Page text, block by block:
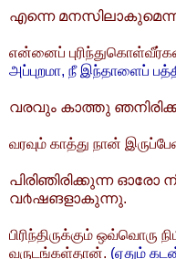
എന്നെ
என்னைப்
அப்புறமா, நீ இந்தாளைப்
വരവും കാത്തു
வரவும் காத்து நான்
പിരിഞിരിക്കുന്ന‌ ഓരോ
വ൪ഷങളാകുന്നു.
பிரிந்திருக்கும் ஒவ்வொரு
வருடங்கள்தான். (ஏதும்